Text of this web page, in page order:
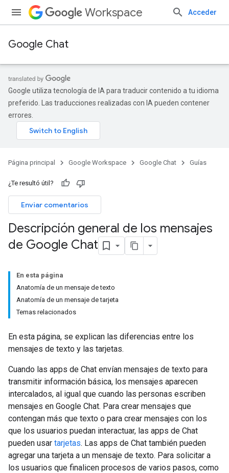
Workspace Acceder
Google Chat
Google utiliza tecnología de IA para traducir contenido a tu idioma
preferido. Las traducciones realizadas con IA pueden contener
errores.
Página principal Google Workspace Google Chat Guías
¿Te resultó útil?
Enviar comentarios
Descripción general de los mensajes
de Google Chat
En esta página
Anatomía de un mensaje de texto
Anatomía de un mensaje de tarjeta
Temas relacionados
En esta página, se explican las diferencias entre los
mensajes de texto y las tarjetas.
Cuando las apps de Chat envían mensajes de texto para
transmitir información básica, los mensajes aparecen
intercalados, al igual que cuando las personas escriben
mensajes en Google Chat. Para crear mensajes que
contengan más que texto o para crear mensajes con los
que los usuarios puedan interactuar, las apps de Chat
pueden usar tarjetas. Las apps de Chat también pueden
agregar una tarjeta a un mensaje de texto. Para solicitar a
los usuarios que finalicen procesos de varios pasos, como